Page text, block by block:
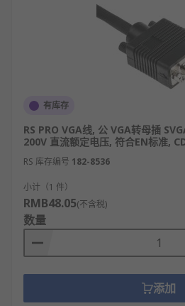
有库存
RS PRO VGA线, 公 VGA转母插
200V 直流额定电压, 符合EN标准,
RS 库存编号 182-8536
小计（1 件）
RMB48.05(不含税)
数量
添加